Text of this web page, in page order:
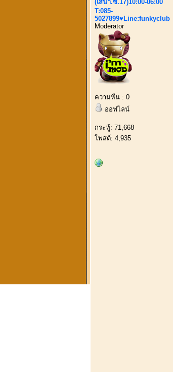
(เสนา.ซ.17)10:00-06:00
T:085-
5027899♥Line:funkyclub
Moderator
ความหื่น : 0
ออฟไลน์
กระทู้: 71,668
โพสต์: 4,935